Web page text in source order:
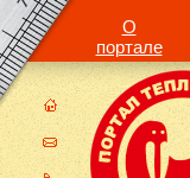
О
портале